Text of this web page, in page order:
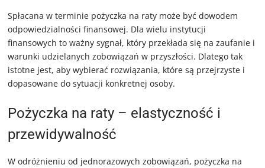
Spłacana w terminie pożyczka na raty może być dowodem
odpowiedzialności finansowej. Dla wielu instytucji
finansowych to ważny sygnał, który przekłada się na zaufanie i
warunki udzielanych zobowiązań w przyszłości. Dlatego tak
istotne jest, aby wybierać rozwiązania, które są przejrzyste i
dopasowane do sytuacji konkretnej osoby.
Pożyczka na raty – elastyczność i
przewidywalność
W odróżnieniu od jednorazowych zobowiązań, pożyczka na